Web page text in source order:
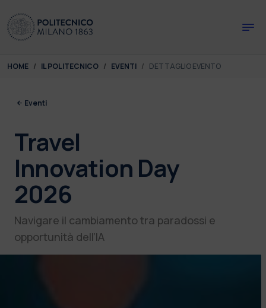
You are here:
HOME IL POLITECNICO EVENTI DETTAGLIO EVENTO
Eventi
Travel
Innovation Day
2026
Navigare il cambiamento tra paradossi e
opportunità dell’IA